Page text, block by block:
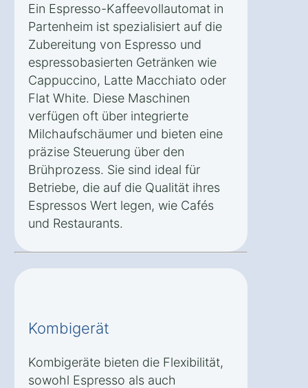
Ein Espresso-Kaffeevollautomat in
Partenheim ist spezialisiert auf die
Zubereitung von Espresso und
espressobasierten Getränken wie
Cappuccino, Latte Macchiato oder
Flat White. Diese Maschinen
verfügen oft über integrierte
Milchaufschäumer und bieten eine
präzise Steuerung über den
Brühprozess. Sie sind ideal für
Betriebe, die auf die Qualität ihres
Espressos Wert legen, wie Cafés
und Restaurants.
Kombigerät
Kombigeräte bieten die Flexibilität,
sowohl Espresso als auch